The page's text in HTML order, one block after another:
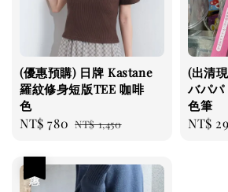
(優惠預購) 日牌 Kastane
羅紋修身短版TEE 咖啡
色
Sale
NT$ 780 Regular
NT$ 1,450
(出清
バパ
色筆
Sale
NT$